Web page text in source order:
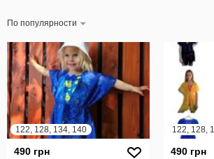
По популярности
122, 128, 134, 140
490 грн
122, 128,
490 грн